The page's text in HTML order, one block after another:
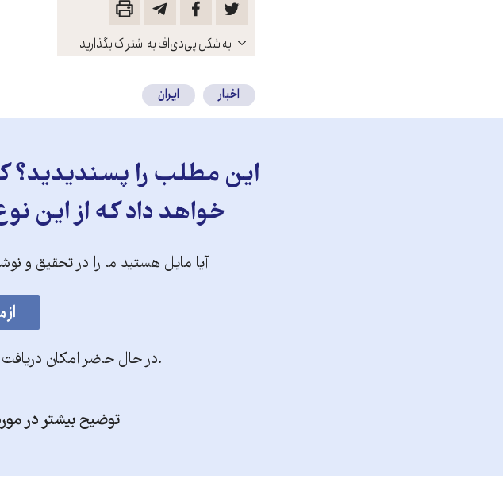
باز
کنید
به شکل پی‌دی‌اف به اشتراک بگذارید
اخبار ایران
این مطلب را پسندیدید؟
خواهد داد که از این
آیا مایل هستید ما را در تحقیق و
.در حال حاضر امکان
توضیح بیشتر در